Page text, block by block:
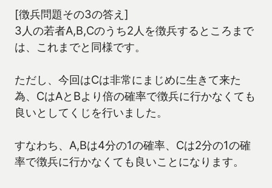
[徴兵問題その3の答え]
3人の若者A,B,Cのうち2人を徴兵するところまで
は、これまでと同様です。
ただし、今回はCは非常にまじめに生きて来た
為、CはAとBより倍の確率で徴兵に行かなくても
良いとしてくじを行いました。
すなわち、A,Bは4分の1の確率、Cは2分の1の確
率で徴兵に行かなくても良いことになります。